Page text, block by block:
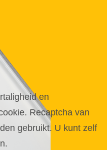
en
Recaptcha van
gebruikt. U kunt zelf